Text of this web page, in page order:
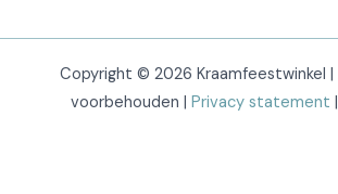
Copyright © 2026 Kraamfeestwinkel
voorbehouden | Privacy statement |